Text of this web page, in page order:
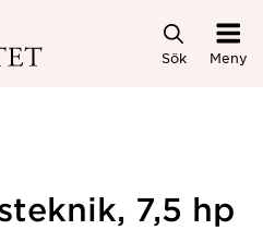
Sök Meny
7,5 hp